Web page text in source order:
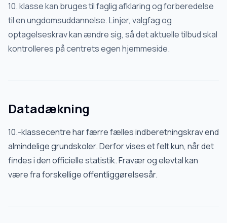
10. klasse kan bruges til faglig afklaring og forberedelse
til en ungdomsuddannelse. Linjer, valgfag og
optagelseskrav kan ændre sig, så det aktuelle tilbud skal
kontrolleres på centrets egen hjemmeside.
Datadækning
10.-klassecentre har færre fælles indberetningskrav end
almindelige grundskoler. Derfor vises et felt kun, når det
findes i den officielle statistik. Fravær og elevtal kan
være fra forskellige offentliggørelsesår.